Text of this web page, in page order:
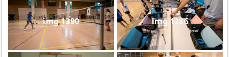
img 1390 img 1386